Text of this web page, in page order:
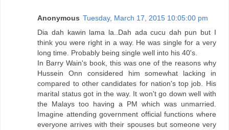
Anonymous Tuesday, March 17, 2015 10:05:00 pm
Dia dah kawin lama la..Dah ada cucu dah pun but I
think you were right in a way. He was single for a very
long time. Probably being single well into his 40's.
In Barry Wain's book, this was one of the reasons why
Hussein Onn considered him somewhat lacking in
compared to other candidates for nation's top job. His
marital status got in the way. It won't go down well with
the Malays too having a PM which was unmarried.
Imagine attending government official functions where
everyone arrives with their spouses but someone very